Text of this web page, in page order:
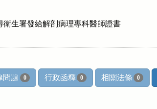
生署發給解剖病理專科醫師證書
問題 0 行政函釋 0 相關法條 0